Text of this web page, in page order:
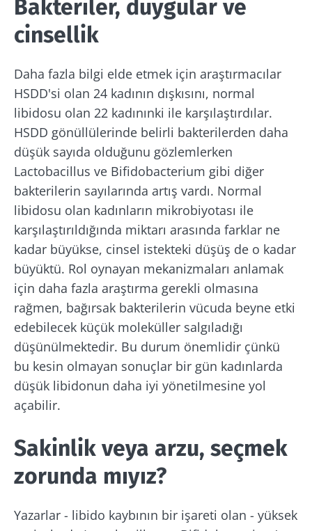
Bakteriler, duygular ve
cinsellik
Daha fazla bilgi elde etmek için araştırmacılar
HSDD'si olan 24 kadının dışkısını, normal
libidosu olan 22 kadınınki ile karşılaştırdılar.
HSDD gönüllülerinde belirli bakterilerden daha
düşük sayıda olduğunu gözlemlerken
Lactobacillus ve Bifidobacterium gibi diğer
bakterilerin sayılarında artış vardı. Normal
libidosu olan kadınların mikrobiyotası ile
karşılaştırıldığında miktarı arasında farklar ne
kadar büyükse, cinsel istekteki düşüş de o kadar
büyüktü. Rol oynayan mekanizmaları anlamak
için daha fazla araştırma gerekli olmasına
rağmen, bağırsak bakterilerin vücuda beyne etki
edebilecek küçük moleküller salgıladığı
düşünülmektedir. Bu durum önemlidir çünkü
bu kesin olmayan sonuçlar bir gün kadınlarda
düşük libidonun daha iyi yönetilmesine yol
açabilir.
Sakinlik veya arzu, seçmek
zorunda mıyız?
Yazarlar - libido kaybının bir işareti olan - yüksek
Güncel kalın
Bizimle kal!
Mikrobiyota topluluğuna katılın ve
mikrobiyota hakkında en son haberler ile
güncel kalmak için ayda bir "The Essential" ı
alın.